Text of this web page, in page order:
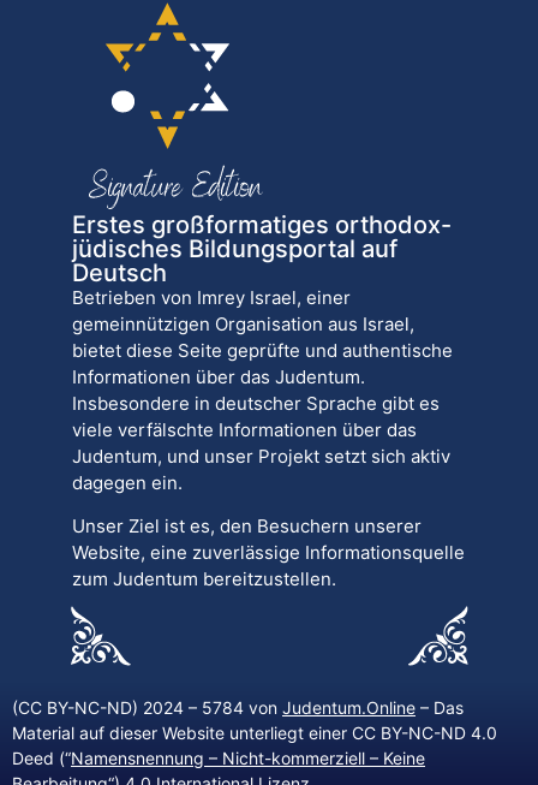
Erstes großformatiges orthodox-
jüdisches Bildungsportal auf
Deutsch
Betrieben von Imrey Israel, einer
gemeinnützigen Organisation aus Israel,
bietet diese Seite geprüfte und authentische
Informationen über das Judentum.
Insbesondere in deutscher Sprache gibt es
viele verfälschte Informationen über das
Judentum, und unser Projekt setzt sich aktiv
dagegen ein.
Unser Ziel ist es, den Besuchern unserer
Website, eine zuverlässige Informationsquelle
zum Judentum bereitzustellen.
(CC BY-NC-ND) 2024 – 5784 von Judentum.Online – Das
Material auf dieser Website unterliegt einer CC BY-NC-ND 4.0
Deed (“Namensnennung – Nicht-kommerziell – Keine